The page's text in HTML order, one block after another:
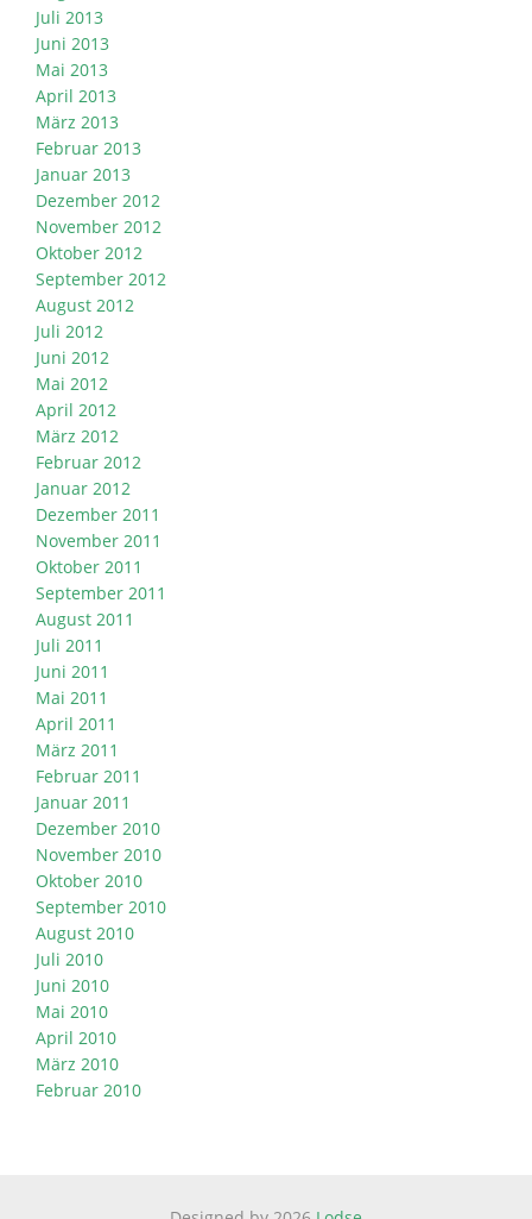
Juli 2013
Juni 2013
Mai 2013
April 2013
März 2013
Februar 2013
Januar 2013
Dezember 2012
November 2012
Oktober 2012
September 2012
August 2012
Juli 2012
Juni 2012
Mai 2012
April 2012
März 2012
Februar 2012
Januar 2012
Dezember 2011
November 2011
Oktober 2011
September 2011
August 2011
Juli 2011
Juni 2011
Mai 2011
April 2011
März 2011
Februar 2011
Januar 2011
Dezember 2010
November 2010
Oktober 2010
September 2010
August 2010
Juli 2010
Juni 2010
Mai 2010
April 2010
März 2010
Februar 2010